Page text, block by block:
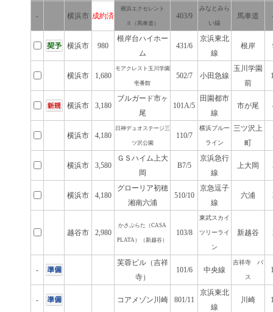
- 横浜市 成約済
横浜エクセレント
Ⅱ（馬車道）
403/9
みなとみら
い線
馬車道
横浜市 980
根岸台ハイホー
ム
431/6
京浜東北
線
根岸
横浜市 1,680
モアクレスト玉川学園
壱番館
502/7 小田急線
玉川学園
前
横浜市 3,180
ブルガード市ヶ
尾
101A/5
田園都市
線
市が尾
横浜市 4,180
日神デュオステージ三
ツ沢公園
110/7
横浜ブルー
ライン
三ツ沢上
町
横浜市 3,580
ＧＳハイム上大
岡
B7/5
京浜急行
線
上大岡
横浜市 4,180
グローリア初穂
湘南六浦
510/10
京急逗子
線
六浦
越谷市 2,980
かさぷらた（CASA
PLATA）（新越谷）
103/8
東武スカイ
ツリーライ
ン
新越谷
-
芙蓉ビル（吉祥
寺）
101/6 中央線
吉祥寺 バ
ス
- コアメゾン川崎 801/11
京浜東北
線
川崎